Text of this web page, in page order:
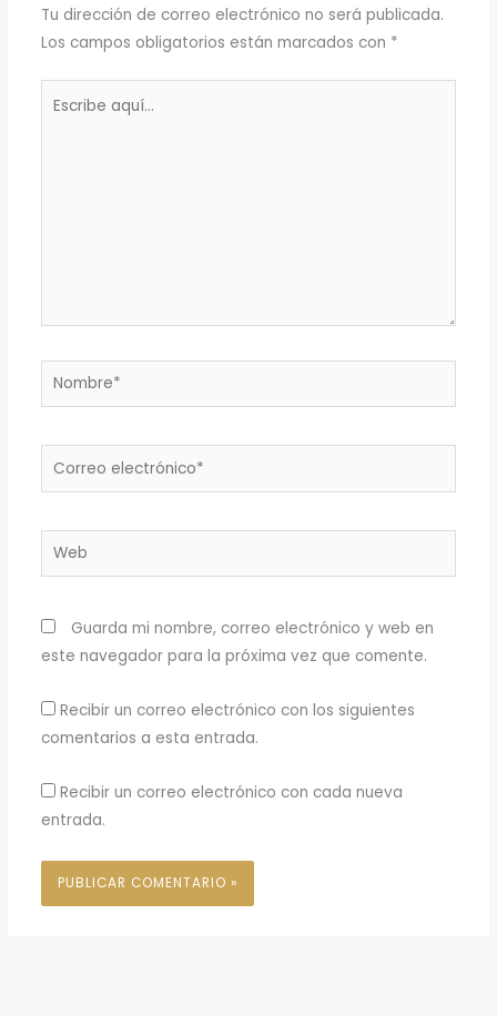
Tu dirección de correo electrónico no será publicada.
Los campos obligatorios están marcados con *
Nombre*
Correo
Web
Guarda mi nombre, correo electrónico y web en
este navegador para la próxima vez que comente.
Recibir un correo electrónico con los siguientes
comentarios a esta entrada.
Recibir un correo electrónico con cada nueva
entrada.